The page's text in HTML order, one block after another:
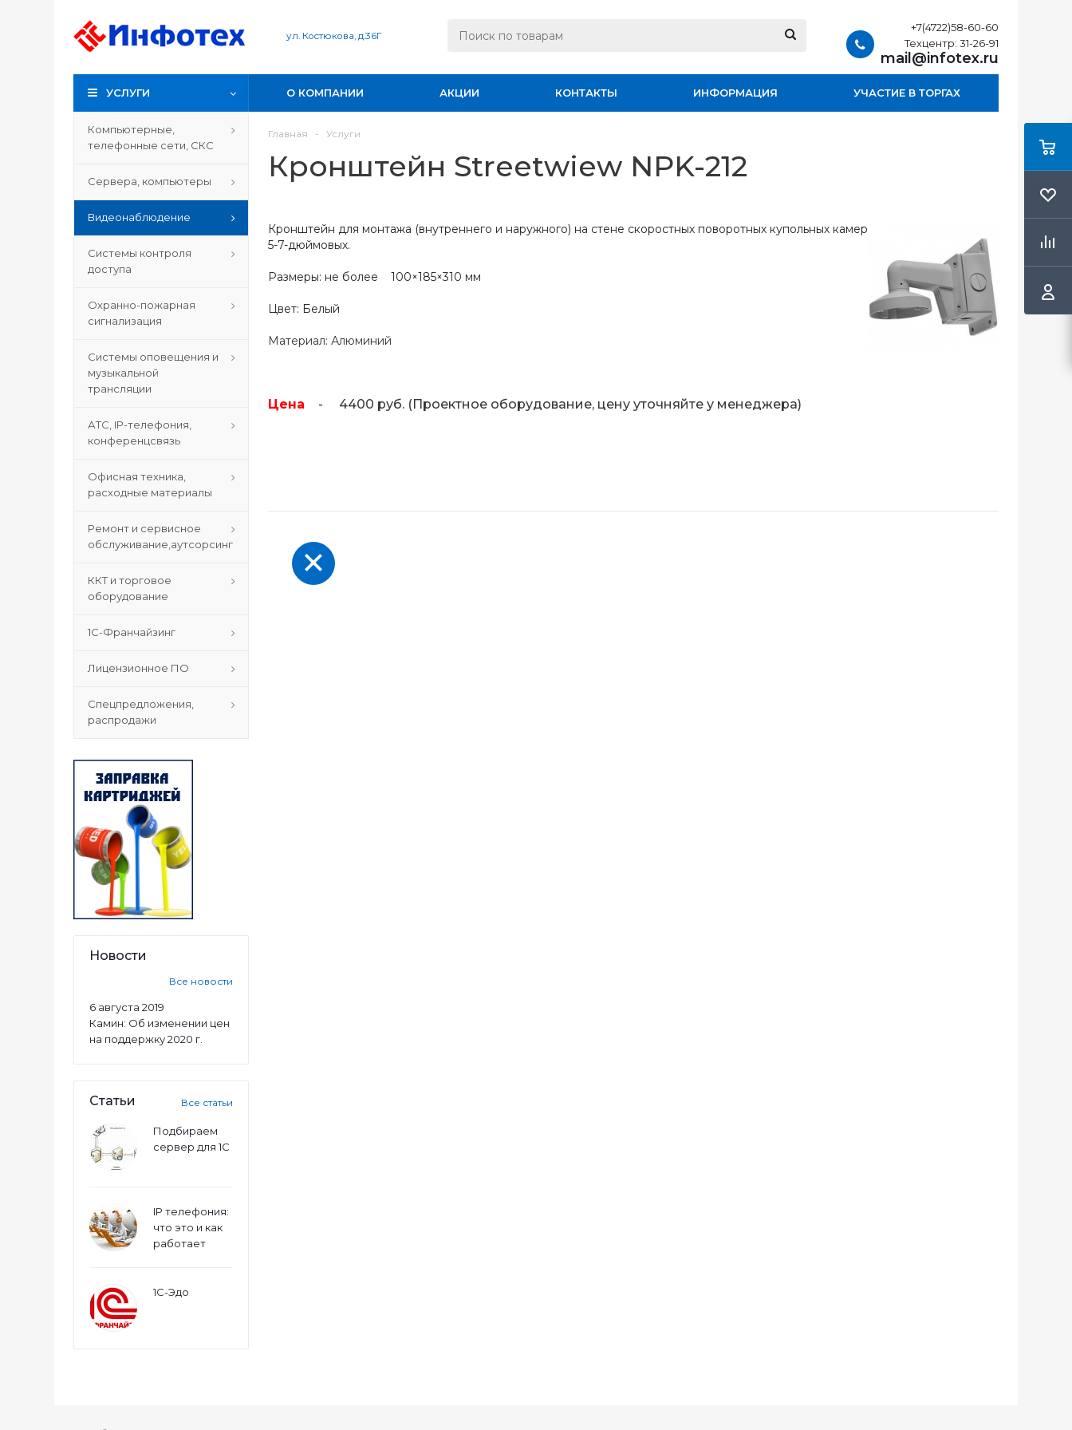
ул. Костюкова, д.36Г
+7(4722)58-60-60
Техцентр: 31-26-91
mail@infotex.ru
УСЛУГИ О КОМПАНИИ АКЦИИ КОНТАКТЫ ИНФОРМАЦИЯ УЧАСТИЕ В ТОРГАХ
Компьютерные,
телефонные сети, СКС
Сервера, компьютеры
Видеонаблюдение
Системы контроля
доступа
Охранно-пожарная
сигнализация
Системы оповещения и
музыкальной
трансляции
АТС, IP-телефония,
конференцсвязь
Офисная техника,
расходные материалы
Ремонт и сервисное
обслуживание,аутсорсинг
ККТ и торговое
оборудование
1С-Франчайзинг
Лицензионное ПО
Спецпредложения,
распродажи
Новости
Все новости
6 августа 2019
Камин: Об изменении цен
на поддержку 2020 г.
Статьи Все статьи
Подбираем
сервер для 1С
IP телефония:
что это и как
работает
1С-Эдо
Главная - Услуги
Кронштейн Streetwiew NPK-212
Кронштейн для монтажа (внутреннего и наружного) на стене скоростных поворотных купольных камер
5-7-дюймовых.
Размеры: не более 100×185×310 мм
Цвет: Белый
Материал: Алюминий
Цена - 4400 руб. (Проектное оборудование, цену уточняйте у менеджера)